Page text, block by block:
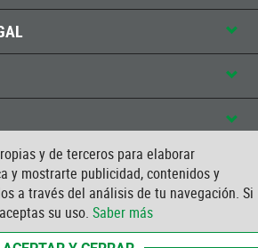
y de terceros para elaborar
y mostrarte publicidad, contenidos y
a través del análisis de tu navegación. Si
su uso. Saber más